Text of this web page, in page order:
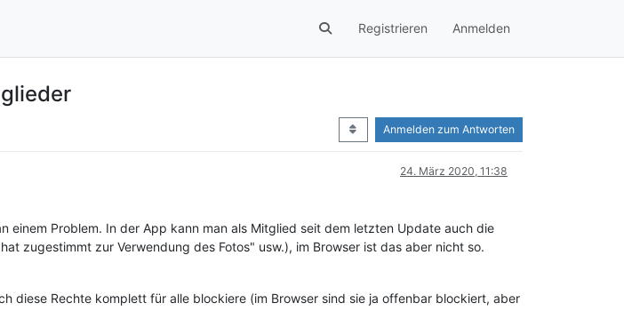
Registrieren Anmelden
Anmelden zum Antworten
24. März 2020, 11:38
einem Problem. In der App kann man als Mitglied seit dem letzten Update auch die
zugestimmt zur Verwendung des Fotos" usw.), im Browser ist das aber nicht so.
diese Rechte komplett für alle blockiere (im Browser sind sie ja offenbar blockiert, aber